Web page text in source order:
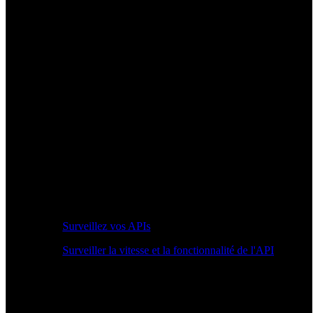
Surveillez vos APIs
Surveiller la vitesse et la fonctionnalité de l'API